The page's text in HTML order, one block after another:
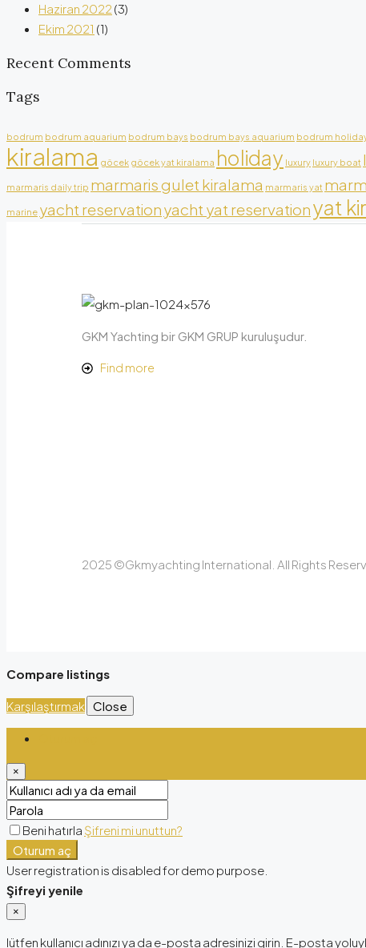
Haziran 2022 (3)
Ekim 2021 (1)
Recent Comments
Tags
bodrum bodrum aquarium bodrum bays bodrum bays aquarium bodrum
kiralama göcek göcek yat kiralama holiday luxury luxury boat
marmaris daily trip marmaris gulet kiralama marmaris yat
marine yacht reservationyacht yat reservationyat
GKM Yachting bir GKM GRUP kuruluşudur.
Find more
2025 ©Gkmyachting International. All Rights
Compare listings
Karşılaştırmak Close
×
Beni hatırla Şifreni mi unuttun?
Oturum aç
User registration is disabled for demo purpose.
Şifreyi yenile
×
lütfen kullanıcı adınızı ya da e-posta adresinizi girin. E-posta